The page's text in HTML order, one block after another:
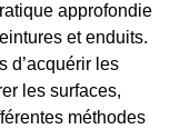
approfondie
et enduits.
d’acquérir les
les surfaces,
méthodes